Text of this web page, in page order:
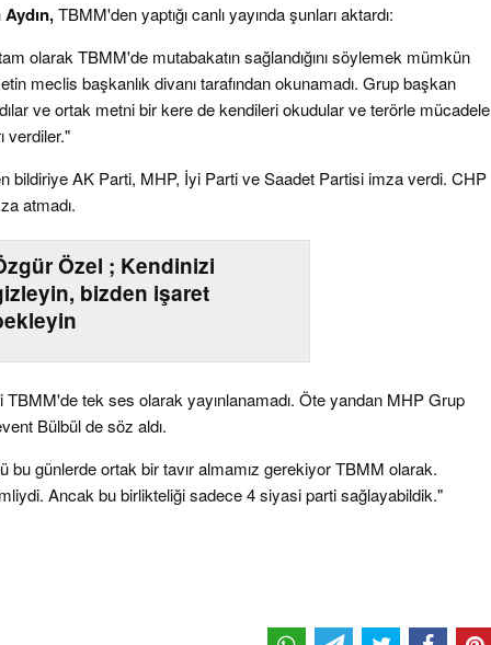
TBMM'den yaptığı canlı yayında şunları aktardı:
olarak TBMM'de mutabakatın sağlandığını söylemek mümkün
meclis başkanlık divanı tarafından okunamadı. Grup başkan
ve ortak metni bir kere de kendileri okudular ve terörle mücadele
verdiler."
bildiriye AK Parti, MHP, İyi Parti ve Saadet Partisi imza verdi. CHP
atmadı.
Özel ; Kendinizi
bizden işaret
tek ses olarak yayınlanamadı. Öte yandan MHP Grup
Bülbül de söz aldı.
bu günlerde ortak bir tavır almamız gerekiyor TBMM olarak.
Ancak bu birlikteliği sadece 4 siyasi parti sağlayabildik."